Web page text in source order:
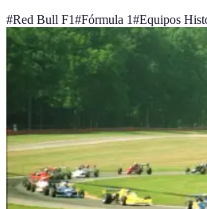
#Red Bull F1#Fórmula 1#Equipos